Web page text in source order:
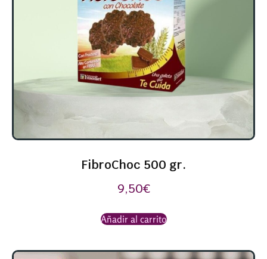
FibroChoc 500 gr.
9,50€
Añadir al carrito